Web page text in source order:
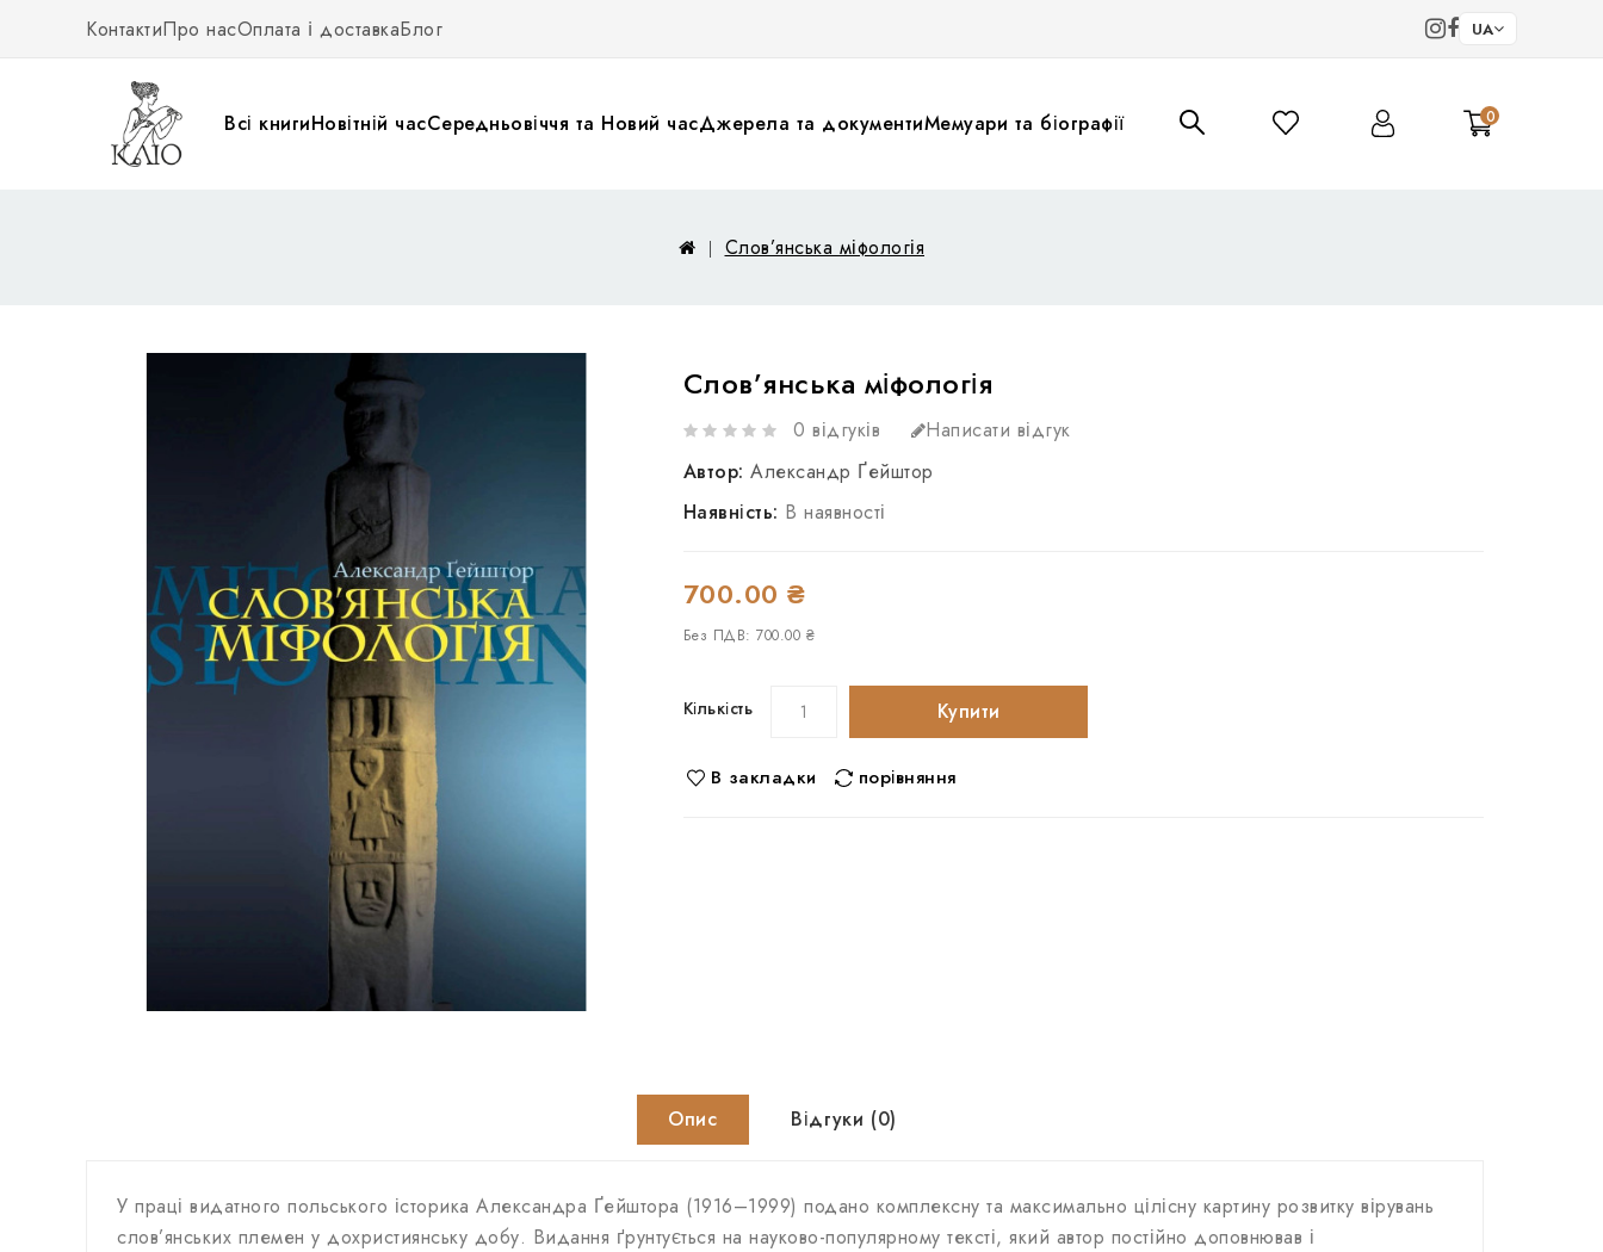
КонтактиПро насОплата і доставкаБлог UA
0
Всі книгиНовітній часСередньовіччя та Новий часДжерела та документиМемуари та біографії
Слов’янська міфологія
Слов’янська міфологія
0 відгуків
Написати відгук
Автор:Александр Ґейштор
Наявність: В наявності
700.00 ₴
Без ПДВ: 700.00 ₴
Кількість Купити
В закладки порівняння
Опис Відгуки (0)
У праці видатного польського історика Александра Ґейштора (1916–1999) подано комплексну та максимально цілісну картину розвитку вірувань
слов’янських племен у дохристиянську добу. Видання ґрунтується на науково-популярному тексті, який автор постійно доповнював і